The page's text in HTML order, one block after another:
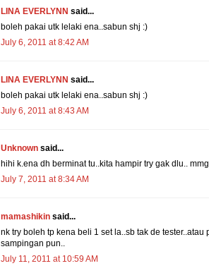
LINA EVERLYNN said...
boleh pakai utk lelaki ena..sabun shj :)
July 6, 2011 at 8:42 AM
LINA EVERLYNN said...
boleh pakai utk lelaki ena..sabun shj :)
July 6, 2011 at 8:43 AM
Unknown said...
hihi k.ena dh berminat tu..kita hampir try gak dlu..
July 7, 2011 at 8:34 AM
mamashikin said...
nk try boleh tp kena beli 1 set la..sb tak de
sampingan pun..
July 11, 2011 at 10:59 AM